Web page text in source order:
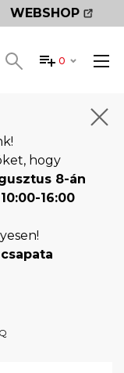
WEBSHOP
0
hogy
8-án
16:00